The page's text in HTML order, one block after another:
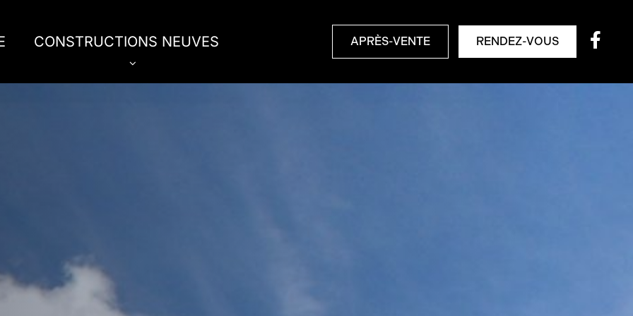
CONSTRUCTIONS NEUVES APRÈS-VENTE RENDEZ-VOUS